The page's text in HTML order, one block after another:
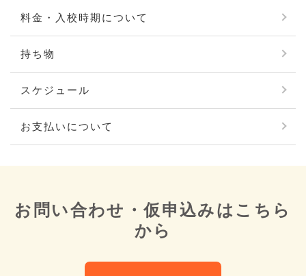
料金・入校時期について
持ち物
スケジュール
お支払いについて
お問い合わせ・仮申込みは こちら
から